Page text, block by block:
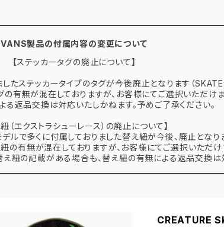
VANS製品の付属内容の変更について
【ステッカータグの廃止について】
たステッカータイプのタグが今後廃止となります（SKATE
有無が混在しておりますが、お客様にてご選択いただけま
る返品交換は対応いたしかねます。予めご了承ください。
紐（エクストラシューレース）の廃止について】
ルで多くに付属しておりました替え紐が今後、廃止となり
の有無が混在しておりますが、お客様にてご選択いただけ
紐の記載がある場合も、替え紐の有無による返品交換は
CREATURE